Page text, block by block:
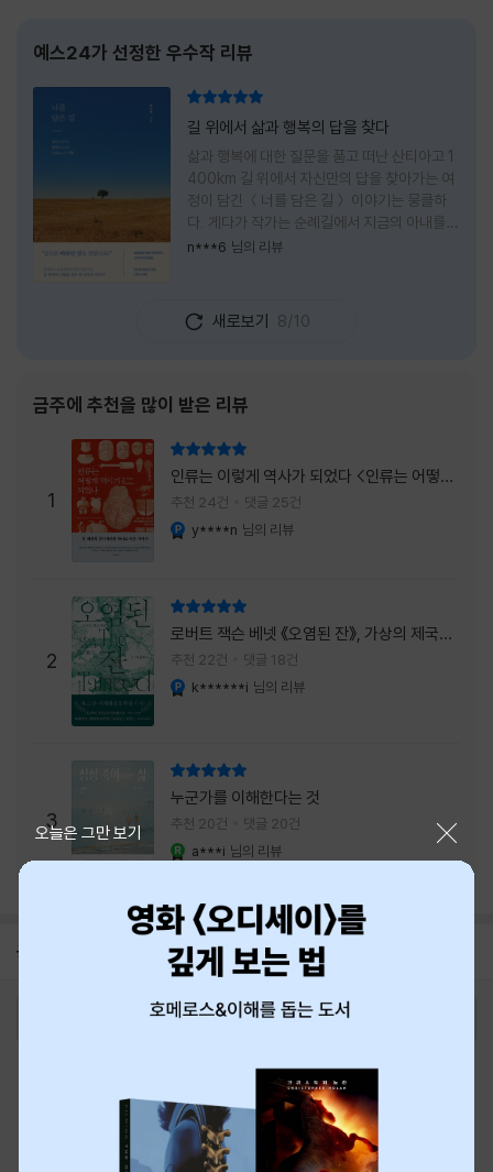
예스24가 선정한 우수작 리뷰
길 위에서 삶과 행복의 답을 찾다
삶과 행복에 대한 질문을 품고 떠난 산티아고 1
400km 길 위에서 자신만의 답을 찾아가는 여
정이 담긴 ＜너를 담은 길＞ 이야기는 뭉클하
다. 게다가 작가는 순례길에서 지금의 아내를
만나 여행 로맨스의 정석인 '비포 선라이즈'를
에 작가가 소개한 다양한 도서들의 문장들을 만
나는 것 역시 읽기의 또다른 즐거움이었다. 여
누구이며어느 순간 행복을 느끼는지 질문하며
길을 떠나려고 마음 먹는 순간들을 적어내려간
문장들에 마음을 한참 머물렀다.그 부분을 발췌
해본다. "내가 온 힘을 다해 부러워하던 사람
들은 '자신이 원하는' 일을 하는 사람들이었다.
소명이라고 하던
n***6 님의 리뷰
새로보기 8/10
금주에 추천을 많이 받은 리뷰
1
인류는 이렇게 역사가 되었다 <인류는 어떻게
역사가 되었나>
추천 24건 댓글 25건
y****n 님의 리뷰
2
로버트 잭슨 베넷 《오염된 잔》, 가상의 제국이
주는 실감과 미스터리 사건의 치밀함이 이루어
내는 최상의 시너지...
추천 22건 댓글 18건
k******i 님의 리뷰
3
누군가를 이해한다는 것
추천 20건 댓글 20건
a***i 님의 리뷰
공지 8월 신용카드 무이자할부 안내
오늘은 그만 보기
최근 본 상품
티켓 1544-6399
중고샵 1566-4295
eBook 1:1문의/채팅상담
예스이십사(주) 사업자 정보
이용약관
개인정보처리방침
청소년보호정책